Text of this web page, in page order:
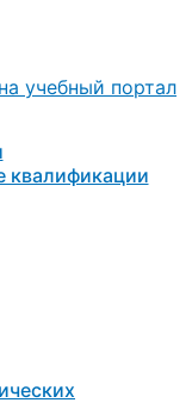
учебный портал
квалификации